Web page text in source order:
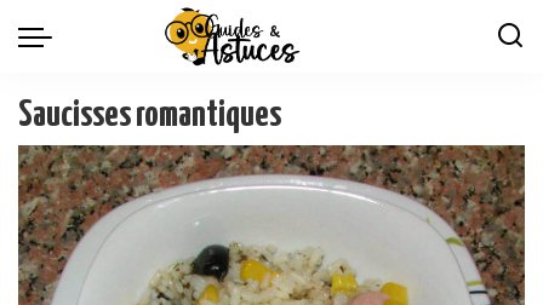
Saucisses romantiques